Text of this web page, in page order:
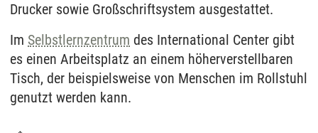
Drucker sowie Großschriftsystem ausgestattet.
Im Selbstlernzentrum des International Center gibt
es einen Arbeitsplatz an einem höherverstellbaren
Tisch, der beispielsweise von Menschen im Rollstuhl
genutzt werden kann.